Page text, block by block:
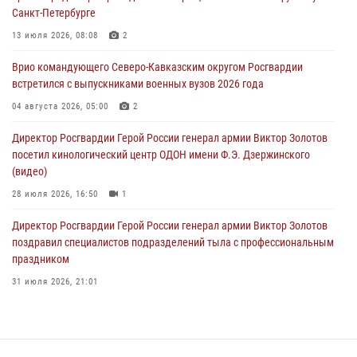
08 августа 2026, 07:00
В Кабардино-Балкарии сотрудники Росгвардии провели турнир по
08 августа 2026, 07:00
В Москве росгвардейцы оказали помощь медикам и девушке с
08 августа 2026, 06:32 1
Санкт-Петербурге
13 июля 2026, 08:08 2
Врио командующего Северо-Кавказским округом Росгвардии
встретился с выпускниками военных вузов 2026 года
04 августа 2026, 05:00 2
Директор Росгвардии Герой России генерал армии Виктор Золотов
посетил кинологический центр ОДОН имени Ф.Э. Дзержинского
(видео)
28 июля 2026, 16:50 1
Директор Росгвардии Герой России генерал армии Виктор Золотов
поздравил специалистов подразделений тыла с профессиональным
праздником
31 июля 2026, 21:01